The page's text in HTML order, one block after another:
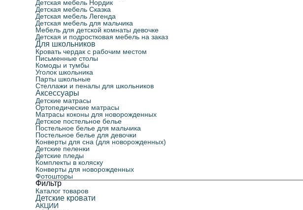
Детская мебель Нордик
Детская мебель Сказка
Детская мебель Легенда
Детская мебель для мальчика
Мебель для детской комнаты девочке
Детская и подростковая мебель на заказ
Для школьников
Кровать чердак с рабочим местом
Письменные столы
Комоды и тумбы
Уголок школьника
Парты школьные
Стеллажи и пеналы для школьников
Аксессуары
Детские матрасы
Ортопедические матрасы
Матрасы коконы для новорожденных
Детское постельное белье
Постельное белье для мальчика
Постельное белье для девочки
Конверты для сна (для новорожденных)
Детские пеленки
Детские пледы
Комплекты в коляску
Конверты для новорожденных
Фотошторы
Фильтр
Каталог товаров
Детские кровати
АКЦИИ